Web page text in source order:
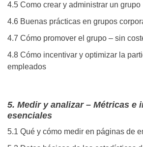
4.5 Como crear y administrar un grupo
4.6 Buenas prácticas en grupos
4.7 Cómo promover el grupo – sin
4.8 Cómo incentivar y optimizar la
empleados
5. Medir y analizar – Métricas e
esenciales
5.1 Qué y cómo medir en páginas de